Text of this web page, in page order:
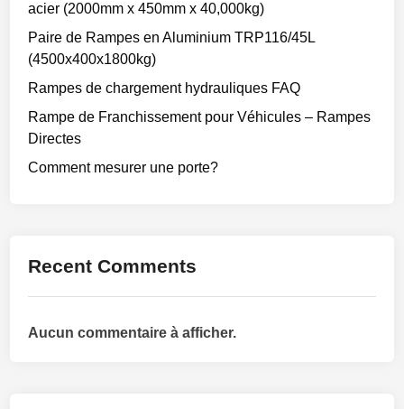
acier (2000mm x 450mm x 40,000kg)
Paire de Rampes en Aluminium TRP116/45L
(4500x400x1800kg)
Rampes de chargement hydrauliques FAQ
Rampe de Franchissement pour Véhicules – Rampes
Directes
Comment mesurer une porte?
Recent Comments
Aucun commentaire à afficher.